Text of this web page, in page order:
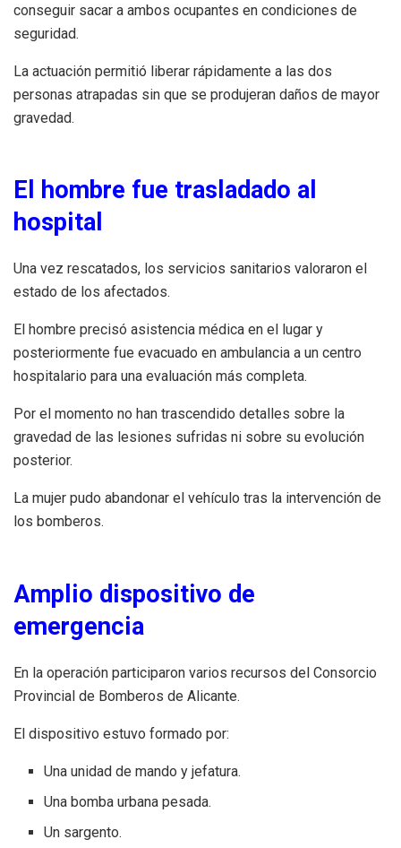
conseguir sacar a ambos ocupantes en condiciones de
seguridad.
La actuación permitió liberar rápidamente a las dos
personas atrapadas sin que se produjeran daños de mayor
gravedad.
El hombre fue trasladado al
hospital
Una vez rescatados, los servicios sanitarios valoraron el
estado de los afectados.
El hombre precisó asistencia médica en el lugar y
posteriormente fue evacuado en ambulancia a un centro
hospitalario para una evaluación más completa.
Por el momento no han trascendido detalles sobre la
gravedad de las lesiones sufridas ni sobre su evolución
posterior.
La mujer pudo abandonar el vehículo tras la intervención de
los bomberos.
Amplio dispositivo de
emergencia
En la operación participaron varios recursos del Consorcio
Provincial de Bomberos de Alicante.
El dispositivo estuvo formado por:
Una unidad de mando y jefatura.
Una bomba urbana pesada.
Un sargento.